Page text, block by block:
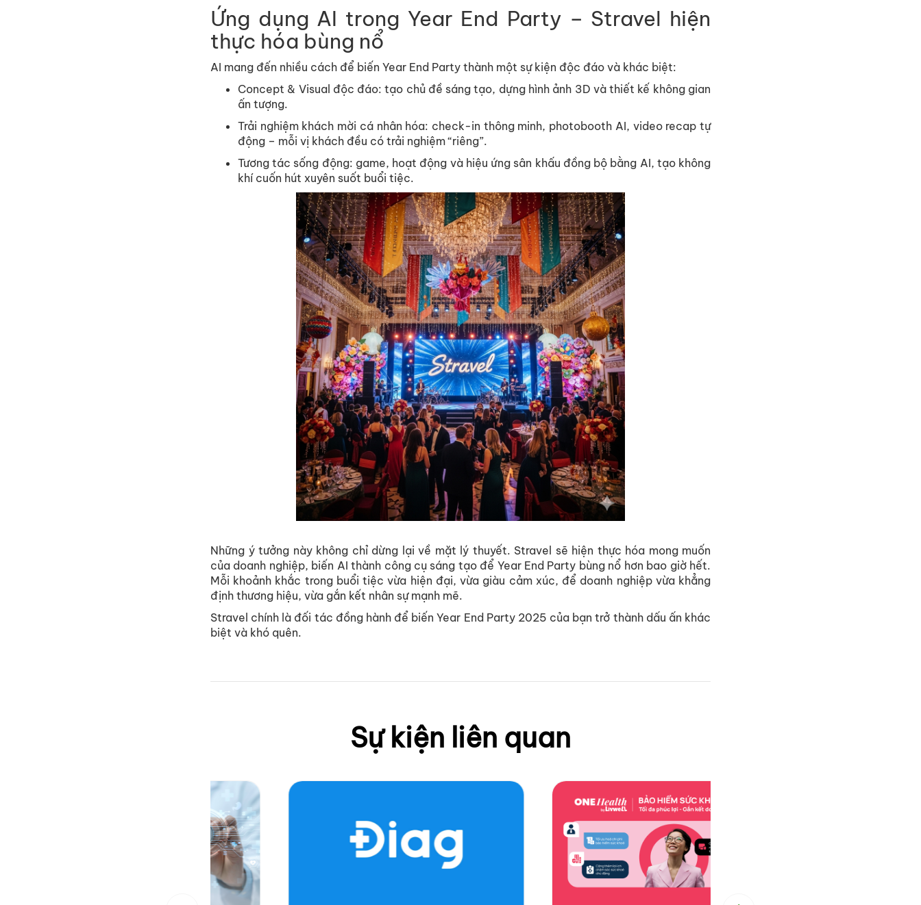
Ứng dụng AI trong Year End Party – Stravel hiện
thực hóa bùng nổ
AI mang đến nhiều cách để biến Year End Party thành một sự kiện độc đáo và khác biệt:
Concept & Visual độc đáo: tạo chủ đề sáng tạo, dựng hình ảnh 3D và thiết kế không gian
ấn tượng.
Trải nghiệm khách mời cá nhân hóa: check-in thông minh, photobooth AI, video recap tự
động – mỗi vị khách đều có trải nghiệm “riêng”.
Tương tác sống động: game, hoạt động và hiệu ứng sân khấu đồng bộ bằng AI, tạo không
khí cuốn hút xuyên suốt buổi tiệc.
Những ý tưởng này không chỉ dừng lại về mặt lý thuyết. Stravel sẽ hiện thực hóa mong muốn
của doanh nghiệp, biến AI thành công cụ sáng tạo để Year End Party bùng nổ hơn bao giờ hết.
Mỗi khoảnh khắc trong buổi tiệc vừa hiện đại, vừa giàu cảm xúc, để doanh nghiệp vừa khẳng
định thương hiệu, vừa gắn kết nhân sự mạnh mẽ.
Stravel chính là đối tác đồng hành để biến Year End Party 2025 của bạn trở thành dấu ấn khác
biệt và khó quên.
Sự kiện liên quan